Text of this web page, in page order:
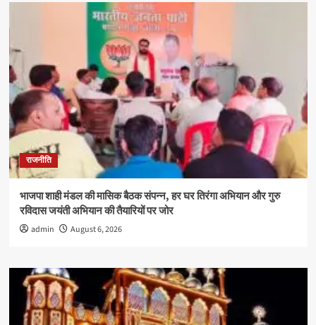
राजनीति
भाजपा शाही मंडल की मासिक बैठक संपन्न, हर घर तिरंगा अभियान और गुरु
रविदास जयंती अभियान की तैयारियों पर जोर
admin August 6, 2026